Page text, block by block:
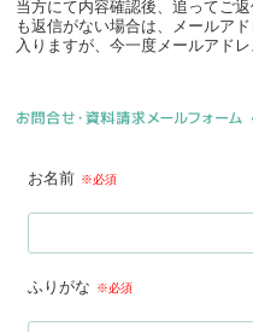
当方にて内容確認後、追ってご
も返信がない場合は、メールア
入りますが、今一度メールアド
お名前 ※必須
ふりがな ※必須